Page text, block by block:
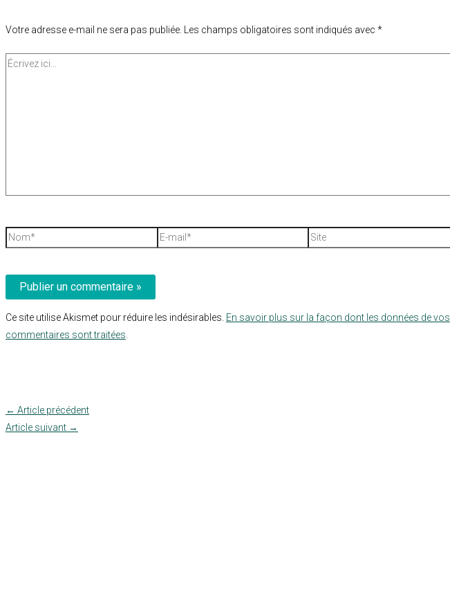
Votre adresse e-mail ne sera pas publiée. Les champs obligatoires sont indiqués avec *
Écrivez
Nom*
E-
mail*
Site
Ce site utilise Akismet pour réduire les indésirables. En savoir plus sur la façon dont les données de vos
commentaires sont traitées.
← Article précédent
Article suivant →